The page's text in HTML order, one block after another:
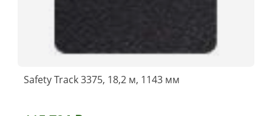
Safety Track 3375, 18,2 м, 1143 мм